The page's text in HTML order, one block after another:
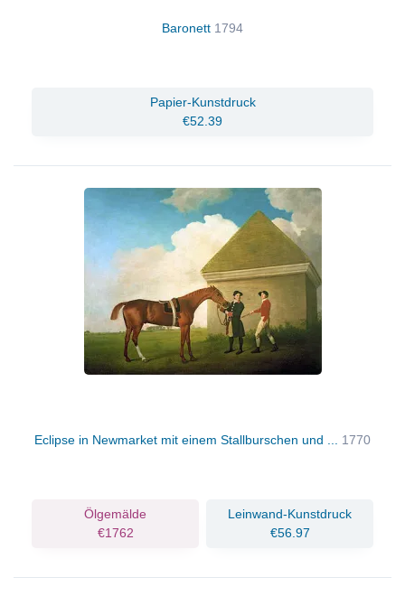
Baronett 1794
Papier-Kunstdruck
€52.39
Eclipse in Newmarket mit einem Stallburschen und ... 1770
Ölgemälde
€1762
Leinwand-Kunstdruck
€56.97